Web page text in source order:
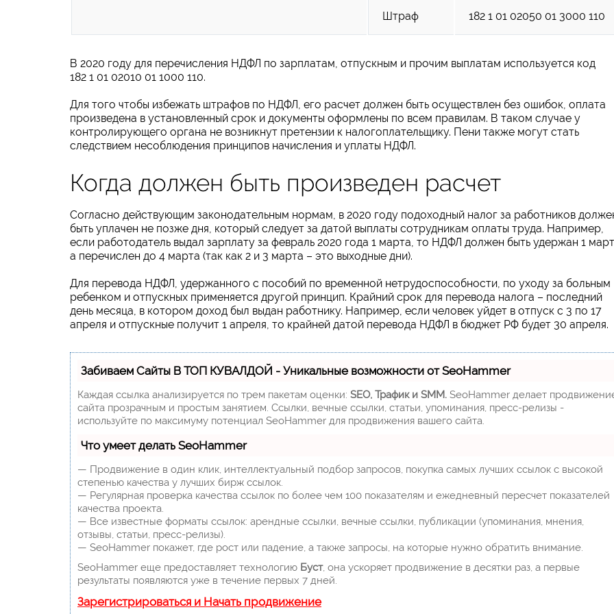
Штраф 182 1 01 02050 01 3000 110
В 2020 году для перечисления НДФЛ по зарплатам, отпускным и прочим выплатам используется код
182 1 01 02010 01 1000 110.
Для того чтобы избежать штрафов по НДФЛ, его расчет должен быть осуществлен без ошибок, оплата
произведена в установленный срок и документы оформлены по всем правилам. В таком случае у
контролирующего органа не возникнут претензии к налогоплательщику. Пени также могут стать
следствием несоблюдения принципов начисления и уплаты НДФЛ.
Когда должен быть произведен расчет
Согласно действующим законодательным нормам, в 2020 году подоходный налог за работников
быть уплачен не позже дня, который следует за датой выплаты сотрудникам оплаты труда. Например,
если работодатель выдал зарплату за февраль 2020 года 1 марта, то НДФЛ должен быть удержан 1
а перечислен до 4 марта (так как 2 и 3 марта – это выходные дни).
Для перевода НДФЛ, удержанного с пособий по временной нетрудоспособности, по уходу за больным
ребенком и отпускных применяется другой принцип. Крайний срок для перевода налога – последний
день месяца, в котором доход был выдан работнику. Например, если человек уйдет в отпуск с 3 по 17
апреля и отпускные получит 1 апреля, то крайней датой перевода НДФЛ в бюджет РФ будет 30 апреля.
Забиваем Сайты В ТОП КУВАЛДОЙ - Уникальные возможности от SeoHammer
Каждая ссылка анализируется по трем пакетам оценки: SEO, Трафик и SMM. SeoHammer делает
сайта прозрачным и простым занятием. Ссылки, вечные ссылки, статьи, упоминания, пресс-релизы -
используйте по максимуму потенциал SeoHammer для продвижения вашего сайта.
Что умеет делать SeoHammer
— Продвижение в один клик, интеллектуальный подбор запросов, покупка самых лучших ссылок с высокой
степенью качества у лучших бирж ссылок.
— Регулярная проверка качества ссылок по более чем 100 показателям и ежедневный пересчет показателей
качества проекта.
— Все известные форматы ссылок: арендные ссылки, вечные ссылки, публикации (упоминания, мнения,
отзывы, статьи, пресс-релизы).
— SeoHammer покажет, где рост или падение, а также запросы, на которые нужно обратить внимание.
SeoHammer еще предоставляет технологию Буст, она ускоряет продвижение в десятки раз, а первые
результаты появляются уже в течение первых 7 дней.
Зарегистрироваться и Начать продвижение